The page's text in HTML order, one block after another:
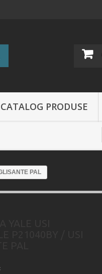
CATALOG PRODUSE
PAL